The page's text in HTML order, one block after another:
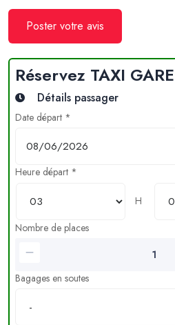
Poster votre avis
Réservez TAXI
Détails passager
Date départ *
Heure départ *
H
Nombre de places
Bagages en soutes